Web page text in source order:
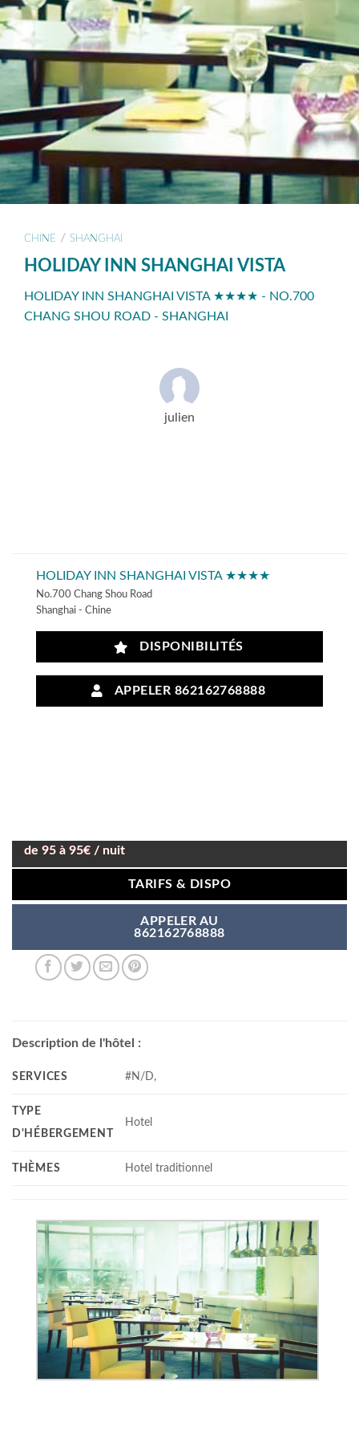
CHINE / SHANGHAI
HOLIDAY INN SHANGHAI VISTA
HOLIDAY INN SHANGHAI VISTA ★★★★ - NO.700
CHANG SHOU ROAD - SHANGHAI
julien
HOLIDAY INN SHANGHAI VISTA ★★★★
No.700 Chang Shou Road
Shanghai - Chine
DISPONIBILITÉS
APPELER 862162768888
de 95 à 95€ / nuit
TARIFS & DISPO
APPELER AU
862162768888
Description de l'hôtel :
SERVICES #N/D,
TYPE
D'HÉBERGEMENT
Hotel
THÈMES Hotel traditionnel